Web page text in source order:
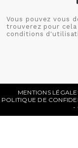
Vous pouvez vous
trouverez pour
conditions
MENTIONS
POLITIQUE DE